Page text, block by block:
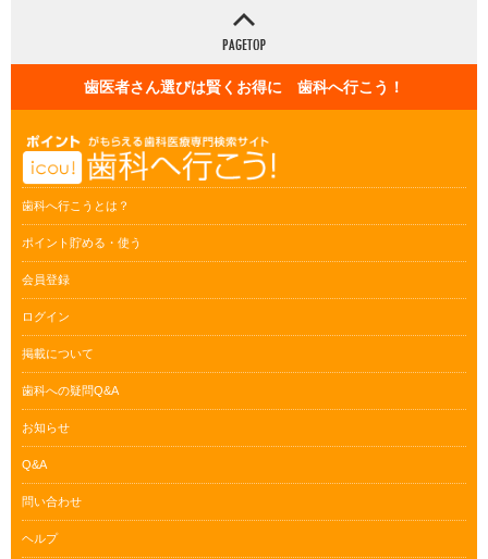
歯医者さん選びは賢くお得に 歯科へ行こう！
歯科へ行こうとは？
ポイント貯める・使う
会員登録
ログイン
掲載について
歯科への疑問Q&A
お知らせ
Q&A
問い合わせ
ヘルプ